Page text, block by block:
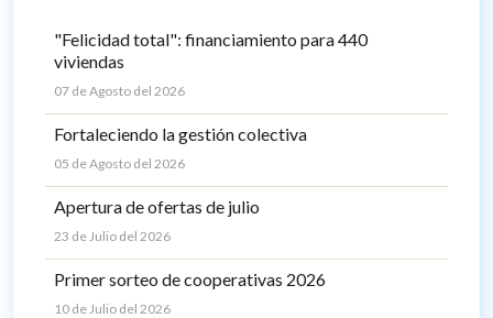
"Felicidad total": financiamiento para 440
viviendas
07 de Agosto del 2026
Fortaleciendo la gestión colectiva
05 de Agosto del 2026
Apertura de ofertas de julio
23 de Julio del 2026
Primer sorteo de cooperativas 2026
10 de Julio del 2026